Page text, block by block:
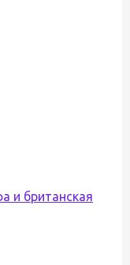
и британская